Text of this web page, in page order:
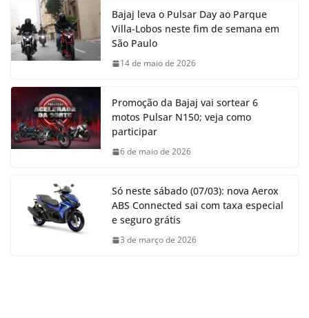
Bajaj leva o Pulsar Day ao Parque
Villa-Lobos neste fim de semana em
São Paulo
14 de maio de 2026
Promoção da Bajaj vai sortear 6
motos Pulsar N150; veja como
participar
6 de maio de 2026
Só neste sábado (07/03): nova Aerox
ABS Connected sai com taxa especial
e seguro grátis
3 de março de 2026